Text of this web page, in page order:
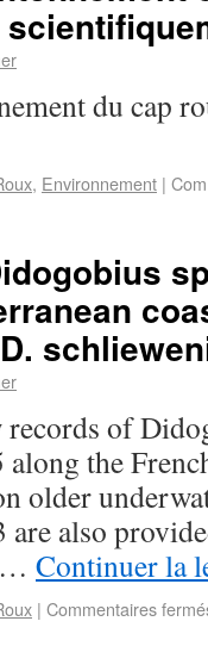
du cap
, Environnement |
of
the
older
also
… Continuer la
| Commentaires